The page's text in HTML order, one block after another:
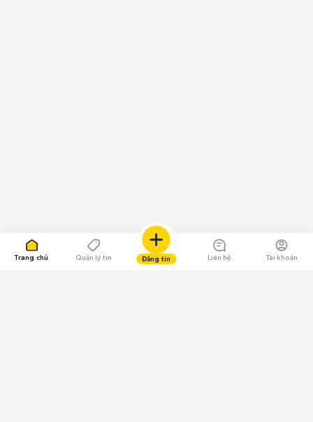
Trang chủ Quản lý tin Đăng tin Liên hệ Tài khoản